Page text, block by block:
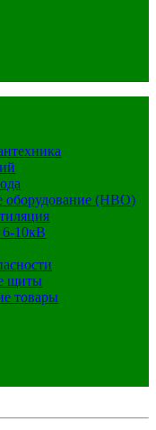
оборудование (НВО)
6-10кВ
щиты
товары